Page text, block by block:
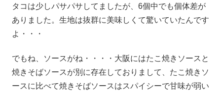
タコは少しパサパサしてましたが、6個中でも個体差が
ありました。生地は抜群に美味しくて驚いていたんです
よ・・・
でもね、ソースがね・・・・大阪にはたこ焼きソースと
焼きそばソースが別に存在しておりまして、たこ焼きソ
ースに比べて焼きそばソースはスパイシーで甘味が弱い